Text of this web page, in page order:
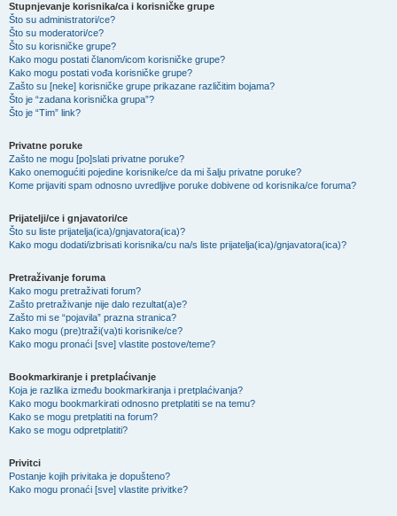
Stupnjevanje korisnika/ca i korisničke grupe
Što su administratori/ce?
Što su moderatori/ce?
Što su korisničke grupe?
Kako mogu postati članom/icom korisničke grupe?
Kako mogu postati vođa korisničke grupe?
Zašto su [neke] korisničke grupe prikazane različitim bojama?
Što je “zadana korisnička grupa”?
Što je “Tim” link?
Privatne poruke
Zašto ne mogu [po]slati privatne poruke?
Kako onemogućiti pojedine korisnike/ce da mi šalju privatne poruke?
Kome prijaviti spam odnosno uvredljive poruke dobivene od korisnika/ce foruma?
Prijatelji/ce i gnjavatori/ce
Što su liste prijatelja(ica)/gnjavatora(ica)?
Kako mogu dodati/izbrisati korisnika/cu na/s liste prijatelja(ica)/gnjavatora(ica)?
Pretraživanje foruma
Kako mogu pretraživati forum?
Zašto pretraživanje nije dalo rezultat(a)e?
Zašto mi se “pojavila” prazna stranica?
Kako mogu (pre)traži(va)ti korisnike/ce?
Kako mogu pronaći [sve] vlastite postove/teme?
Bookmarkiranje i pretplaćivanje
Koja je razlika između bookmarkiranja i pretplaćivanja?
Kako mogu bookmarkirati odnosno pretplatiti se na temu?
Kako se mogu pretplatiti na forum?
Kako se mogu odpretplatiti?
Privitci
Postanje kojih privitaka je dopušteno?
Kako mogu pronaći [sve] vlastite privitke?